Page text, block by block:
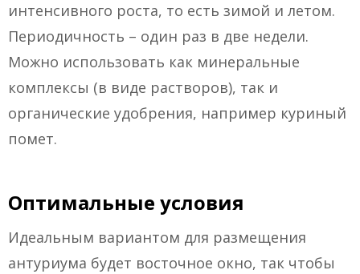
интенсивного роста, то есть зимой и летом.
Периодичность – один раз в две недели.
Можно использовать как минеральные
комплексы (в виде растворов), так и
органические удобрения, например куриный
помет.
Оптимальные условия
Идеальным вариантом для размещения
антуриума будет восточное окно, так чтобы